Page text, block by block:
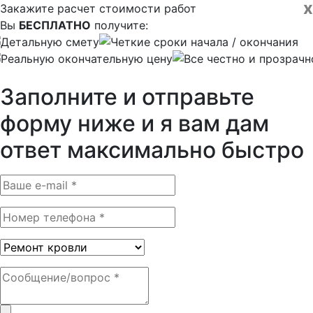
x
Закажите расчет стоимости работ
Вы БЕСПЛАТНО получите:
Детальную смету
Четкие сроки начала / окончания
Реальную окончательную цену
Все честно и
Заполните и отправьте
форму ниже и я вам дам
ответ максимально быстро